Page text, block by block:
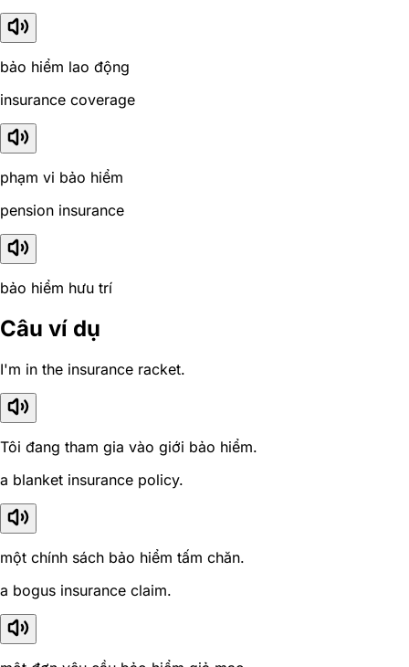
bảo hiểm lao động
insurance coverage
phạm vi bảo hiểm
pension insurance
bảo hiểm hưu trí
Câu ví dụ
I'm in the insurance racket.
Tôi đang tham gia vào giới bảo hiểm.
a blanket insurance policy.
một chính sách bảo hiểm tấm chăn.
a bogus insurance claim.